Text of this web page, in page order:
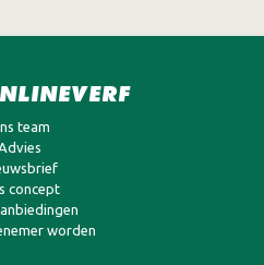
team
concept
worden